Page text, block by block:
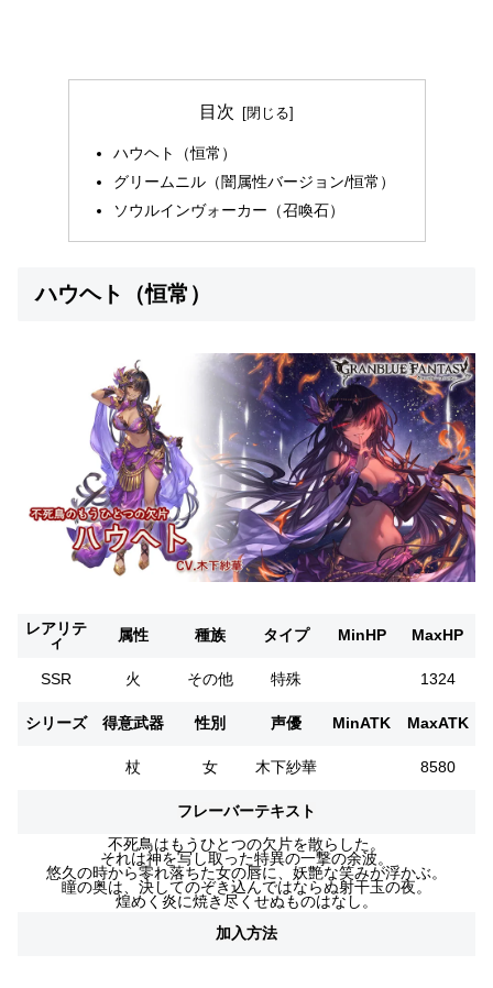
目次
ハウヘト（恒常）
グリームニル（闇属性バージョン/恒常）
ソウルインヴォーカー（召喚石）
ハウヘト（恒常）
レアリテ
ィ
属性 種族 タイプ MinHP MaxHP
SSR 火 その他 特殊 1324
シリーズ 得意武器 性別 声優 MinATK MaxATK
杖 女 木下紗華 8580
フレーバーテキスト
不死鳥はもうひとつの欠片を散らした。
それは神を写し取った特異の一撃の余波。
悠久の時から零れ落ちた女の唇に、妖艶な笑みが浮かぶ。
瞳の奥は、決してのぞき込んではならぬ射干玉の夜。
煌めく炎に焼き尽くせぬものはなし。
加入方法